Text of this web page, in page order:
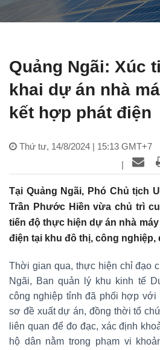
Quảng Ngãi: Xúc
khai dự án nhà
kết hợp phát điện
Thứ tư, 14/8/2024 | 15:13 GMT+7
|
Tại Quảng Ngãi, Phó Chủ tịch
Trần Phước Hiền vừa chủ trì
tiến độ thực hiện dự án nhà
điện tại khu đô thị, công nghiệp,
Thời gian qua, thực hiện chỉ đạo
Ngãi, Ban quản lý khu kinh tế
công nghiệp tỉnh đã phối hợp
sơ đề xuất dự án, đồng thời tổ
liên quan để đo đạc, xác định
hộ dân nằm trong phạm vi